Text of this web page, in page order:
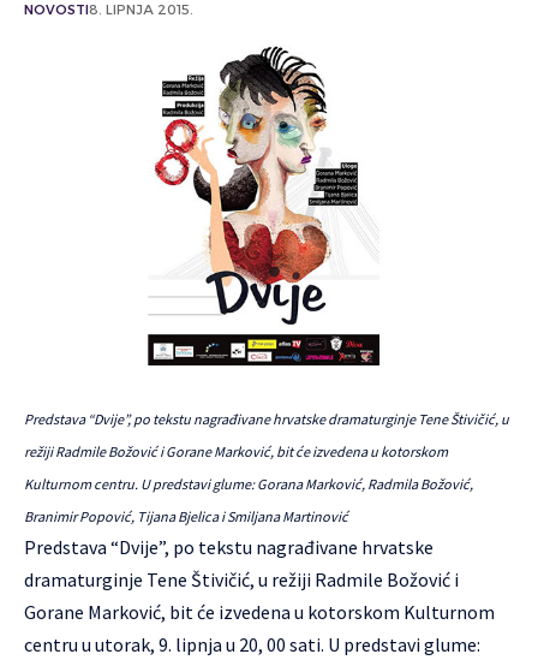
NOVOSTI8. LIPNJA 2015.
Predstava “Dvije”, po tekstu nagrađivane hrvatske dramaturginje Tene Štivičić, u
režiji Radmile Božović i Gorane Marković, bit će izvedena u kotorskom
Kulturnom centru. U predstavi glume: Gorana Marković, Radmila Božović,
Branimir Popović, Tijana Bjelica i Smiljana Martinović
Predstava “Dvije”, po tekstu nagrađivane hrvatske
dramaturginje Tene Štivičić, u režiji Radmile Božović i
Gorane Marković, bit će izvedena u kotorskom Kulturnom
centru u utorak, 9. lipnja u 20, 00 sati. U predstavi glume: